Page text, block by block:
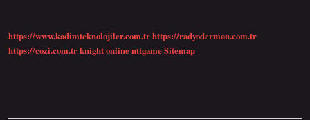
https://www.kadimteknolojiler.com.trhttps://radyoderman.com.tr
https://cozi.com.trknight onlinenttgameSitemap